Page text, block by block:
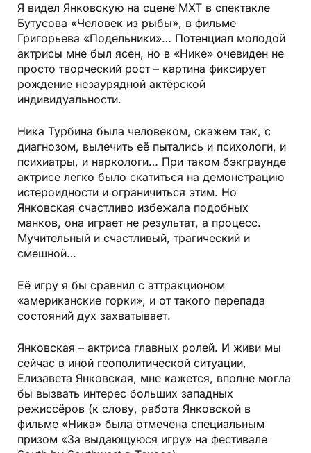
Я видел Янковскую на сцене МХТ в спектакле
Бутусова «Человек из рыбы», в фильме
Григорьева «Подельники»… Потенциал молодой
актрисы мне был ясен, но в «Нике» очевиден не
просто творческий рост – картина фиксирует
рождение незаурядной актёрской
индивидуальности.
Ника Турбина была человеком, скажем так, с
диагнозом, вылечить её пытались и психологи, и
психиатры, и наркологи… При таком бэкграунде
актрисе легко было скатиться на демонстрацию
истероидности и ограничиться этим. Но
Янковская счастливо избежала подобных
манков, она играет не результат, а процесс.
Мучительный и счастливый, трагический и
смешной…
Её игру я бы сравнил с аттракционом
«американские горки», и от такого перепада
состояний дух захватывает.
Янковская – актриса главных ролей. И живи мы
сейчас в иной геополитической ситуации,
Елизавета Янковская, мне кажется, вполне могла
бы вызвать интерес больших западных
режиссёров (к слову, работа Янковской в
фильме «Ника» была отмечена специальным
призом «За выдающуюся игру» на фестивале